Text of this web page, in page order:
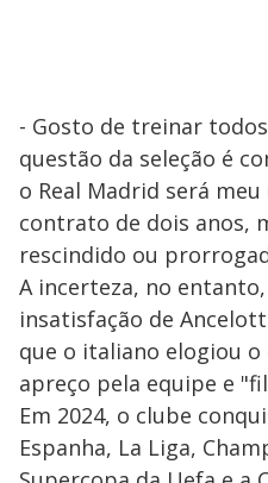
- Gosto de treinar
questão da seleção é
o Real Madrid será
contrato de dois anos,
rescindido ou
A incerteza, no
insatisfação de
que o italiano elogiou o
apreço pela equipe e
Em 2024, o clube
Espanha, La Liga,